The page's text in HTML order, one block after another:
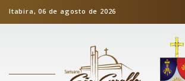
Itabira, 06 de agosto de 2026